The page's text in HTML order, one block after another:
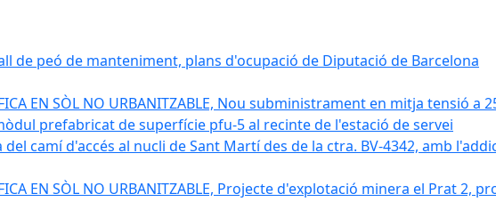
de peó de manteniment, plans d'ocupació de Diputació de Barcelona
EN SÒL NO URBANITZABLE, Nou subministrament en mitja tensió a
prefabricat de superfície pfu-5 al recinte de l'estació de servei
camí d'accés al nucli de Sant Martí des de la ctra. BV-4342, amb
EN SÒL NO URBANITZABLE, Projecte d'explotació minera el Prat 2,